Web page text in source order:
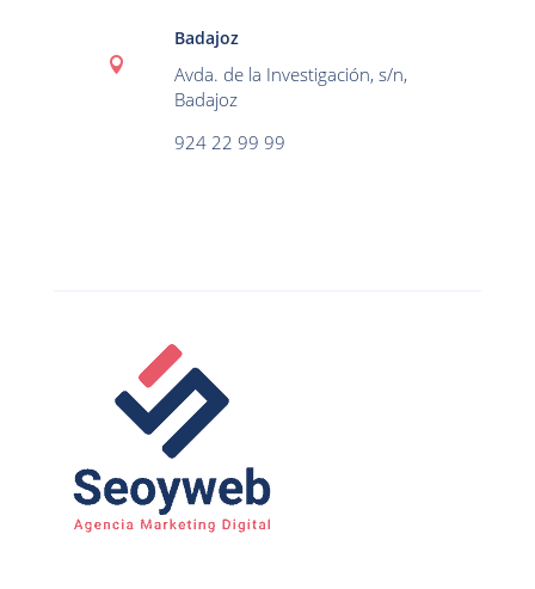

Badajoz
Avda. de la Investigación, s/n,
Badajoz
924 22 99 99